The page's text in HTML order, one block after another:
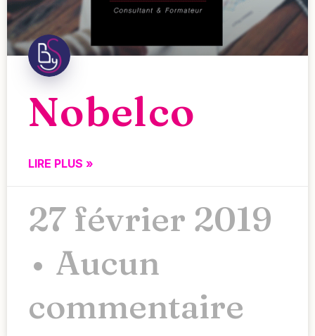
Nobelco
LIRE PLUS »
27 février 2019
Aucun
commentaire